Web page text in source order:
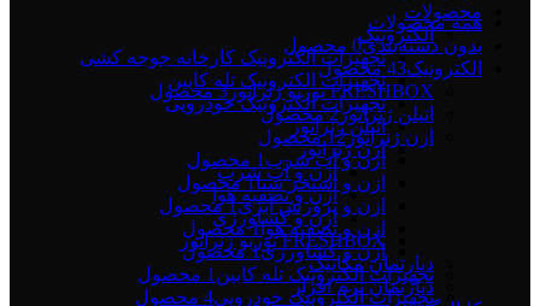
محصولات
الکترونیک
تجهیزات الکترونیک کارخانه جوجه کشی
تجهیزات الکترونیک تله کابین
تجهیزات الکترونیک خودرویی
اتیلن ژنراتور
ازن ژنراتور
ازن و آب شرب
ازن و تصفیه هوا
ازن و کشاورزی
FRESHBOX توربو ژنراتور
دپارتمان مکانیک
دپارتمان نرم افزار
همهمحصولات
بدون دسته‌بندی0 محصول
الکترونیک43 محصول
FRESHBOX توربو ژنراتور
3 محصول
اتیلن ژنراتور2 محصول
ازن ژنراتور12 محصول
ازن و آب شرب 1 محصول
ازن و استخر شنا1 محصول
ازن و پرورش آبزی1 محصول
ازن و تصفیه هوا1 محصول
ازن و کشاورزی1 محصول
تجهیزات الکترونیک تله کابین 1 محصول
تجهیزات الکترونیک خودرویی4 محصول